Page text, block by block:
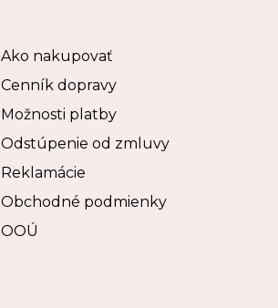
Ako nakupovať
Cenník dopravy
Možnosti platby
Odstúpenie od zmluvy
Reklamácie
Obchodné podmienky
OOÚ